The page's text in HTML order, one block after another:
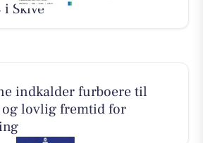
Skive
indkalder furboere til
lovlig fremtid for